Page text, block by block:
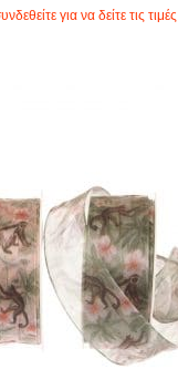
για να δείτε τις τιμές